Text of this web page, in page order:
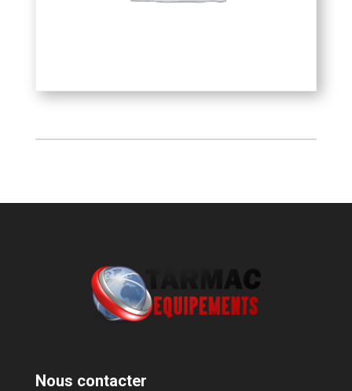
Nous contacter